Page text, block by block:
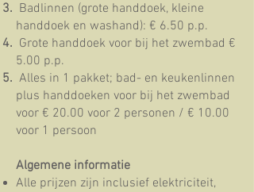
Badlinnen (grote handdoek, kleine
handdoek en washand): € 6.50 p.p.
Grote handdoek voor bij het zwembad €
5.00 p.p.
Alles in 1 pakket; bad- en keukenlinnen
plus handdoeken voor bij het zwembad
voor € 20.00 voor 2 personen / € 10.00
voor 1 persoon
Algemene informatie
Alle prijzen zijn inclusief elektriciteit,